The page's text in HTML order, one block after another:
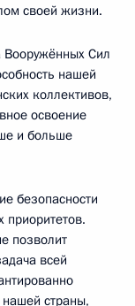
своей жизни.
Вооружённых Сил
нашей
коллективов,
освоение
и больше
безопасности
позволит
всей
нашей страны,